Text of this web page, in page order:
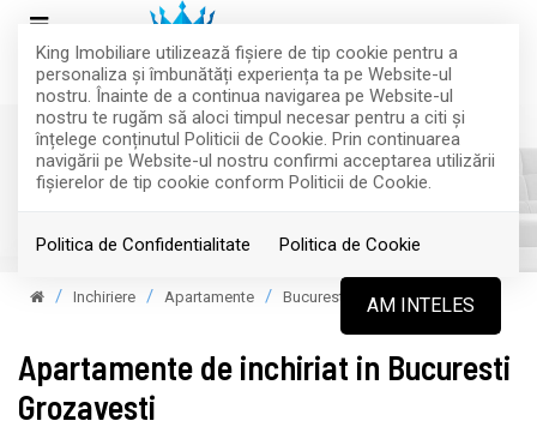
King Imobiliare utilizează fişiere de tip cookie pentru a
personaliza și îmbunătăți experiența ta pe Website-ul
nostru. Înainte de a continua navigarea pe Website-ul
nostru te rugăm să aloci timpul necesar pentru a citi și
înțelege conținutul Politicii de Cookie. Prin continuarea
navigării pe Website-ul nostru confirmi acceptarea utilizării
fişierelor de tip cookie conform Politicii de Cookie.
Politica de Confidentialitate Politica de Cookie
AM INTELES
Filtreaza
Inchiriere Apartamente Bucuresti
Apartamente de inchiriat in Bucuresti
Grozavesti